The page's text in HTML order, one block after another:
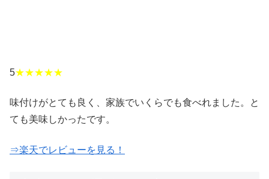
5★★★★★
味付けがとても良く、家族でいくらでも食べれました。と
ても美味しかったです。
⇒楽天でレビューを見る！